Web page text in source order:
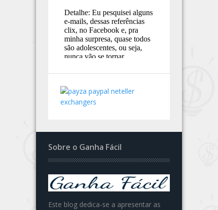
Sobre o Ganha Fácil
Este blog dedica-se a apresentar as